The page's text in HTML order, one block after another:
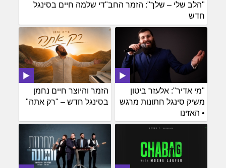
"הלב שלי – שלך": הזמר החב"די שלמה חיים בסינגל
חדש
הזמר והיוצר חיים נחמן
בסינגל חדש – "רק אתה"
"מי אדיר": אלעזר ביטון
משיק סינגל חתונות מרגש
• האזינו